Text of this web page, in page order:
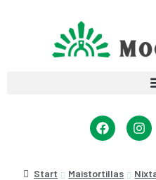
Start Maistortillas